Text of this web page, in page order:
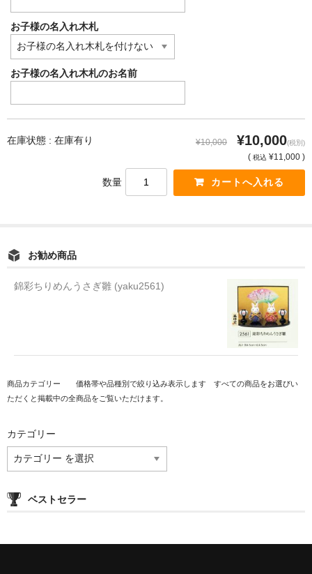
お子様の名入れ木札
お子様の名入れ木札のお名前
在庫状態 : 在庫有り ¥10,000 ¥10,000(税別)
( 税込 ¥11,000 )
数量
お勧め商品
錦彩ちりめんうさぎ雛 (yaku2561)
商品カテゴリー　　価格帯や品種別で絞り込み表示します　すべての商品をお選びい
ただくと掲載中の全商品をご覧いただけます。
カテゴリー
ベストセラー